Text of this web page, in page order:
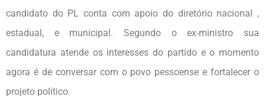
candidato do PL conta com apoio do diretório nacional ,
estadual, e municipal. Segundo o ex-ministro sua
candidatura atende os interesses do partido e o momento
agora é de conversar com o povo pessoense e fortalecer o
projeto político.